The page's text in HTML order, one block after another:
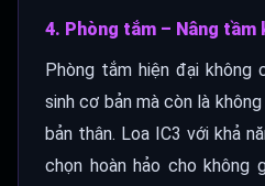
4. Phòng tắm – Nâng tầm
Phòng tắm hiện đại không
sinh cơ bản mà còn là
bản thân. Loa IC3 với khả
chọn hoàn hảo cho không